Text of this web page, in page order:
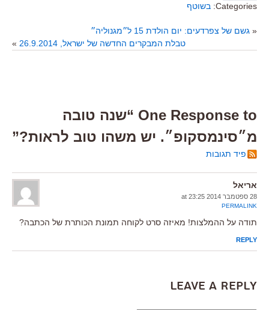
Categories: בשוטף
« גשם של צפרדעים: יום הולדת 15 ל״מגנוליה״
טבלת המבקרים החדשה של ישראל, 26.9.2014
»
One Response to “שנה טובה
מ״סינמסקופ״. יש משהו טוב לראות?”
פיד תגובות
אריאל
28 ספטמבר 2014 at 23:25
PERMALINK
תודה על ההמלצות! מאיזה סרט לקוחה תמונת הכותרת של הכתבה?
REPLY
Leave a Reply